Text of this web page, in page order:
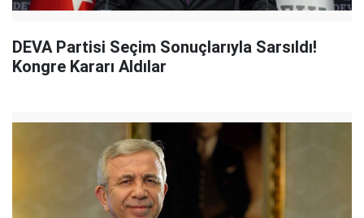
DEVA Partisi Seçim Sonuçlarıyla Sarsıldı!
Kongre Kararı Aldılar